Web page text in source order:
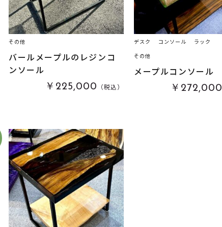
その他
バールメープルのレジンコ
ンソール
￥225,000 （税込）
デスク コンソール
ラック
その他
メープルコンソール
￥272,000